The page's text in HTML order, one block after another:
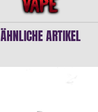
ÄHNLICHE ARTIKEL